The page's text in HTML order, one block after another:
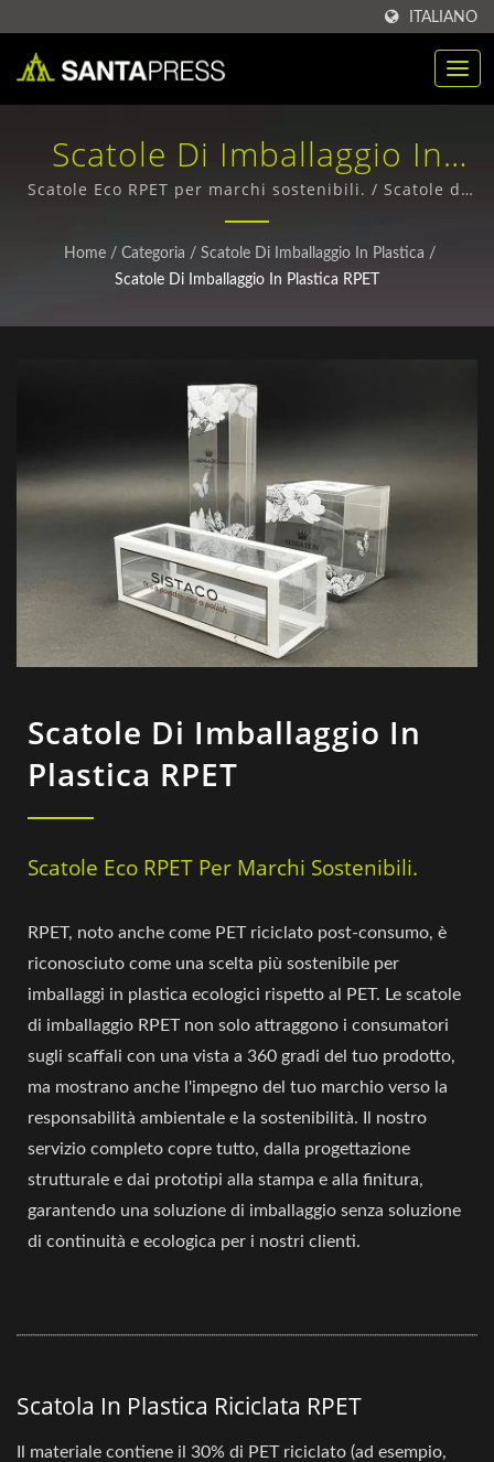
ITALIANO
Scatole Di Imballaggio In
Plastica RPET / Fornitori Di
Scatole In Carta Kraft
Sostenibile Per Aziende |
Santa Press Co., Ltd.
Scatole Eco RPET per marchi sostenibili. / Scatole di
imballaggio in carta ecologica - Design personalizzati
e ordini all'ingrosso
Home / Categoria / Scatole Di Imballaggio In Plastica /
Scatole Di Imballaggio In Plastica RPET
Scatole Di Imballaggio In
Plastica RPET
Scatole Eco RPET Per Marchi Sostenibili.
RPET, noto anche come PET riciclato post-consumo, è
riconosciuto come una scelta più sostenibile per
imballaggi in plastica ecologici rispetto al PET. Le scatole
di imballaggio RPET non solo attraggono i consumatori
sugli scaffali con una vista a 360 gradi del tuo prodotto,
ma mostrano anche l'impegno del tuo marchio verso la
responsabilità ambientale e la sostenibilità. Il nostro
servizio completo copre tutto, dalla progettazione
strutturale e dai prototipi alla stampa e alla finitura,
garantendo una soluzione di imballaggio senza soluzione
di continuità e ecologica per i nostri clienti.
Scatola In Plastica Riciclata RPET
Il materiale contiene il 30% di PET riciclato (ad esempio,